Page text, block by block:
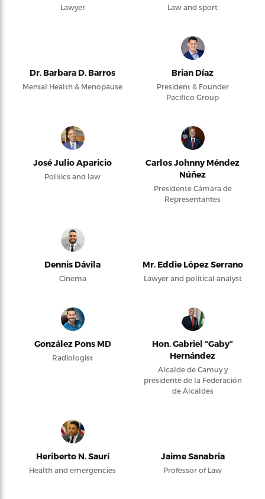
Lawyer Law and sport
Dr. Barbara D. Barros
Mental Health & Menopause
Brian Díaz
President & Founder
Pacifico Group
José Julio Aparicio
Politics and law
Carlos Johnny Méndez
Núñez
Presidente Cámara de
Representantes
Dennis Dávila
Cinema
Mr. Eddie López Serrano
Lawyer and political analyst
González Pons MD
Radiologist
Hon. Gabriel “Gaby”
Hernández
Alcalde de Camuy y
presidente de la Federación
de Alcaldes
Heriberto N. Saurí
Health and emergencies
Jaime Sanabria
Professor of Law